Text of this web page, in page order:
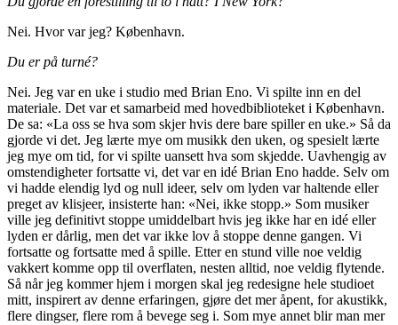
Nei. Hvor var jeg? København.
Du er på turné?
Nei. Jeg var en uke i studio med Brian Eno. Vi spilte inn en del
materiale. Det var et samarbeid med hovedbiblioteket i København.
De sa: «La oss se hva som skjer hvis dere bare spiller en uke.» Så da
gjorde vi det. Jeg lærte mye om musikk den uken, og spesielt lærte
jeg mye om tid, for vi spilte uansett hva som skjedde. Uavhengig av
omstendigheter fortsatte vi, det var en idé Brian Eno hadde. Selv om
vi hadde elendig lyd og null ideer, selv om lyden var haltende eller
preget av klisjeer, insisterte han: «Nei, ikke stopp.» Som musiker
ville jeg definitivt stoppe umiddelbart hvis jeg ikke har en idé eller
lyden er dårlig, men det var ikke lov å stoppe denne gangen. Vi
fortsatte og fortsatte med å spille. Etter en stund ville noe veldig
vakkert komme opp til overflaten, nesten alltid, noe veldig flytende.
Så når jeg kommer hjem i morgen skal jeg redesigne hele studioet
mitt, inspirert av denne erfaringen, gjøre det mer åpent, for akustikk,
flere dingser, flere rom å bevege seg i. Som mye annet blir man mer